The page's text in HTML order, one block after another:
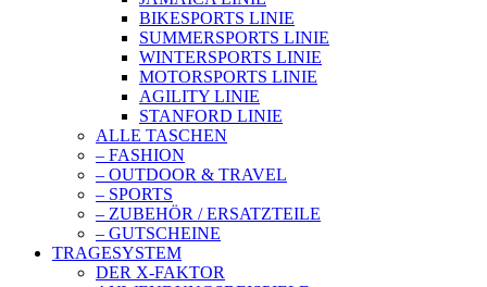
BIKESPORTS LINIE
SUMMERSPORTS LINIE
WINTERSPORTS LINIE
MOTORSPORTS LINIE
AGILITY LINIE
STANFORD LINIE
ALLE TASCHEN
– FASHION
– OUTDOOR & TRAVEL
– SPORTS
– ZUBEHÖR / ERSATZTEILE
– GUTSCHEINE
TRAGESYSTEM
DER X-FAKTOR